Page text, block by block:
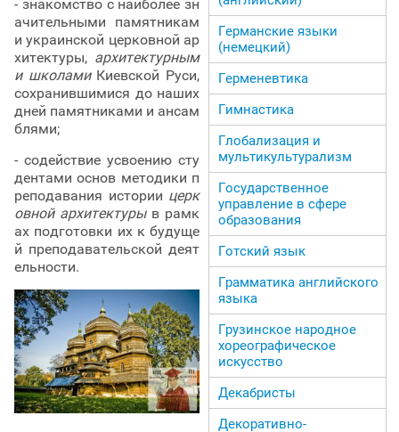
- знакомство с наиболее зн
ачительными памятникам
и украинской церковной ар
хитектуры, архитектурным
и школамиКиевской Руси,
сохранившимися до наших
дней памятниками и ансам
блями;
- содействие усвоению сту
дентами основ методики п
реподавания истории церк
овной архитектурыв рамк
ах подготовки их к будуще
й преподавательской деят
ельности.
Германские языки
(немецкий)
Герменевтика
Гимнастика
Глобализация и
мультикультурализм
Государственное
управление в сфере
образования
Готский язык
Грамматика английского
языка
Грузинское народное
хореографическое
искусство
Декабристы
Декоративно-